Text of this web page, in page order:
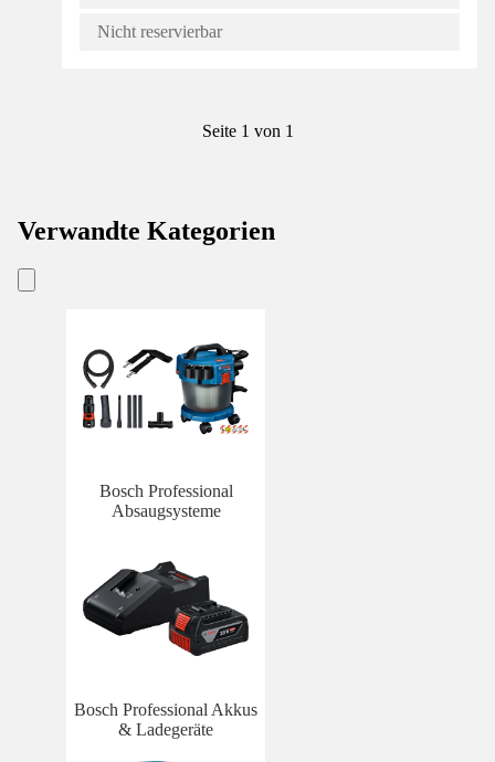
Nicht reservierbar
Seite 1 von 1
Verwandte Kategorien
Bosch Professional
Absaugsysteme
Bosch Professional Akkus
& Ladegeräte